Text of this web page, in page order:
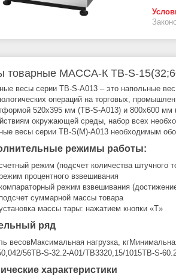
товарные МАССА-К ТВ-S-
весы серии TB-S-A013 – это напольные
операций на торговых,
520х395 мм (TB-S-A013) и 800х600 мм
окружающей среды, набор всех
весы серии TB-S(M)-A013 необходимым
режимы работы:
режим (подсчет количества штучного
процентного взвешивания
режим взвешивания
подсчет суммарной массы товара
массы тары: нажатием кнопки «T»
ряд
весовМаксимальная нагрузка,
56TB-S-32.2-A01/ТВ3320,15/1015TB-S-
характеристики